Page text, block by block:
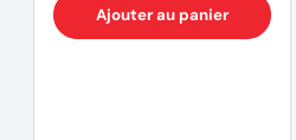
Ajouter au panier